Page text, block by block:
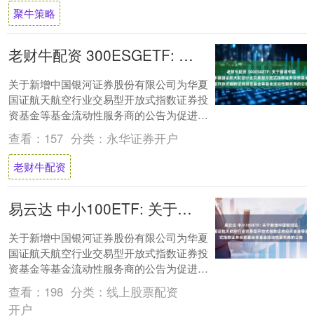
聚牛策略
老财牛配资 300ESGETF: 关于新增中国银河证券股份有限公司为华夏国证航天航空行业交易型开放式指数证券投资基金等基金流动性服务商的公告
关于新增中国银河证券股份有限公司为华夏
国证航天航空行业交易型开放式指数证券投
资基金等基金流动性服务商的公告为促进华
夏国证航天航空行业交易型开放式指数证券
投资基金....
查看： 157 分类： 永华证券开户
老财牛配资
易云达 中小100ETF: 关于新增中国银河证券股份有限公司为华夏国证航天航空行业交易型开放式指数证券投资基金等基金流动性服务商的公告
关于新增中国银河证券股份有限公司为华夏
国证航天航空行业交易型开放式指数证券投
资基金等基金流动性服务商的公告为促进华
夏国证航天航空行业交易型开放式指数证券
投资基金....
查看： 198 分类： 线上股票配资
开户